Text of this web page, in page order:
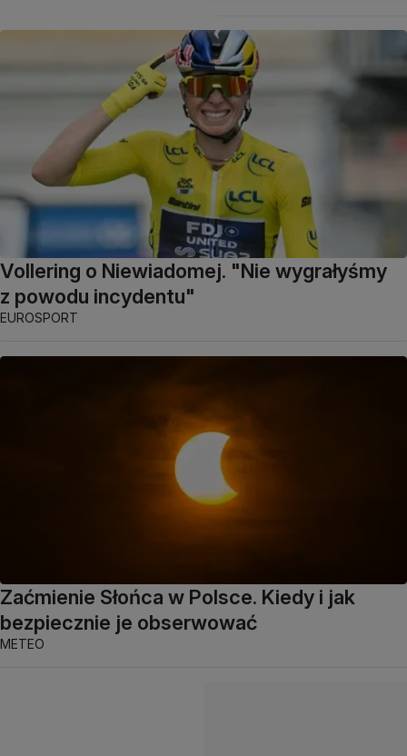
Vollering o Niewiadomej. "Nie wygrałyśmy
z powodu incydentu"
EUROSPORT
Zaćmienie Słońca w Polsce. Kiedy i jak
bezpiecznie je obserwować
METEO